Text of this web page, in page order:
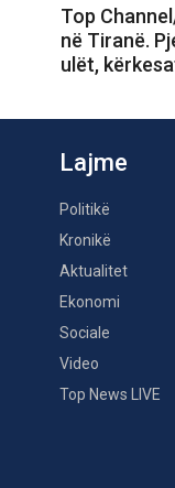
Top
në Tiranë.
ulët,
Lajme
Politikë
Kronikë
Aktualitet
Ekonomi
Sociale
Video
Top News LIVE